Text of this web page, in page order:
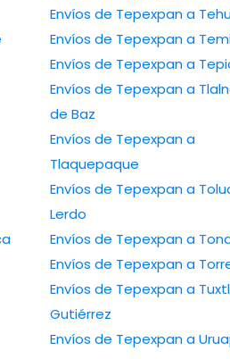
Envíos de Tepexpan a
Envíos de Tepexpan a
Envíos de Tepexpan a
Envíos de Tepexpan a
de Baz
Envíos de Tepexpan a
Tlaquepaque
Envíos de Tepexpan a
Lerdo
Envíos de Tepexpan a
Envíos de Tepexpan a
Envíos de Tepexpan a
Gutiérrez
Envíos de Tepexpan a